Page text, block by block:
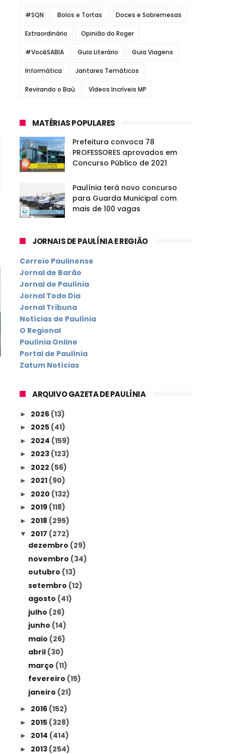
#SQN Bolos e Tortas Doces e Sobremesas
Extraordinário Opinião do Roger
#VocêSABIA Guia Literário Guia Viagens
Informática Jantares Temáticos
Revirando o Baú Vídeos Incríveis MP
MATÉRIAS POPULARES
Prefeitura convoca 78
PROFESSORES aprovados em
Concurso Público de 2021
Paulínia terá novo concurso
para Guarda Municipal com
mais de 100 vagas
JORNAIS DE PAULÍNIA E REGIÃO
Correio Paulinense
Jornal de Barão
Jornal de Paulínia
Jornal Todo Dia
Jornal Tribuna
Notícias de Paulínia
O Regional
Paulínia Online
Portal de Paulínia
Zatum Notícias
ARQUIVO GAZETA DE PAULÍNIA
► 2026 (13)
► 2025 (41)
► 2024 (159)
► 2023 (123)
► 2022 (56)
► 2021 (90)
► 2020 (132)
► 2019 (118)
► 2018 (295)
▼ 2017 (272)
dezembro (29)
novembro (34)
outubro (13)
setembro (12)
agosto (41)
julho (26)
junho (14)
maio (26)
abril (30)
março (11)
fevereiro (15)
janeiro (21)
► 2016 (152)
► 2015 (328)
► 2014 (414)
► 2013 (254)